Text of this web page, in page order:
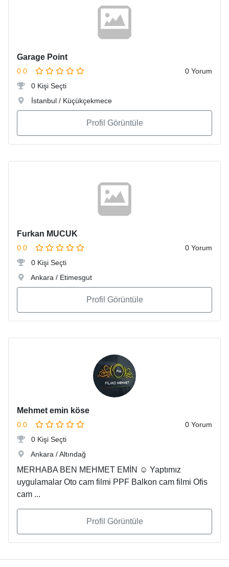
Garage Point
0.0
0 Yorum
0 Kişi Seçti
İstanbul / Küçükçekmece
Profil Görüntüle
Furkan MUCUK
0.0
0 Yorum
0 Kişi Seçti
Ankara / Etimesgut
Profil Görüntüle
Mehmet emin köse
0.0
0 Yorum
0 Kişi Seçti
Ankara / Altındağ
MERHABA BEN MEHMET EMİN ☺️ Yaptımız
uygulamalar Oto cam filmi PPF Balkon cam filmi Ofis
cam ...
Profil Görüntüle